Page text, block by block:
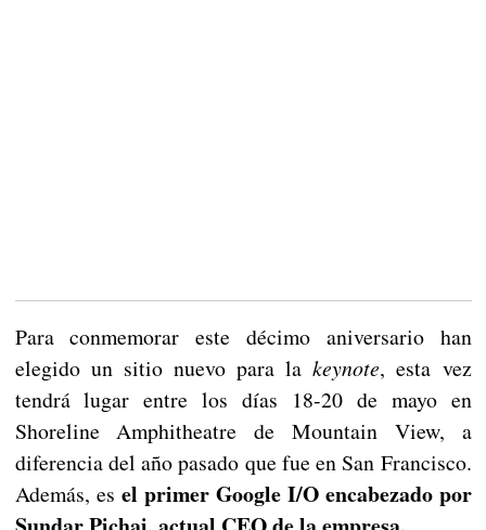
Para conmemorar este décimo aniversario han
elegido un sitio nuevo para lakeynote, esta vez
tendrá lugar entre los días 18-20 de mayo en
Shoreline Amphitheatre de Mountain View, a
diferencia del año pasado que fue en San Francisco.
Además, es el primer Google I/O encabezado por